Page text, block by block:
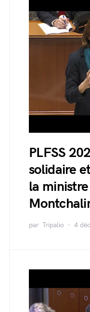
PLFSS
solidaire
la
par Tripalio 4